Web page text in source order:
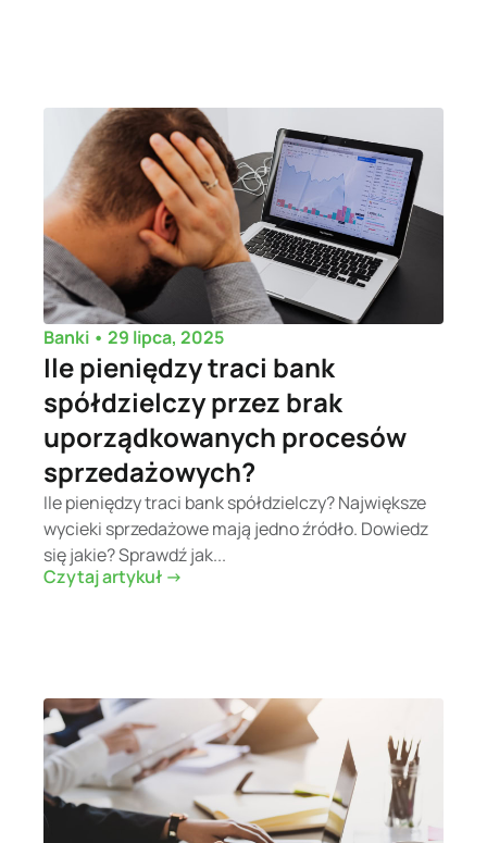
Banki • 29 lipca, 2025
Ile pieniędzy traci bank
spółdzielczy przez brak
uporządkowanych procesów
sprzedażowych?
Ile pieniędzy traci bank spółdzielczy? Największe
wycieki sprzedażowe mają jedno źródło. Dowiedz
się jakie? Sprawdź jak...
Czytaj artykuł ->